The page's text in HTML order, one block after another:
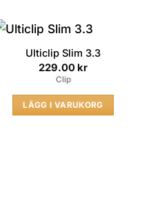
Ulticlip Slim 3.3
229.00 kr
Clip
LÄGG I VARUKORG